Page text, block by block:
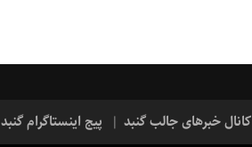
کانال خبرهای جالب گنبد پیج اینستاگرام گنبد